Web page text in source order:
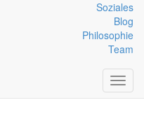
Soziales
Blog
Philosophie
Team